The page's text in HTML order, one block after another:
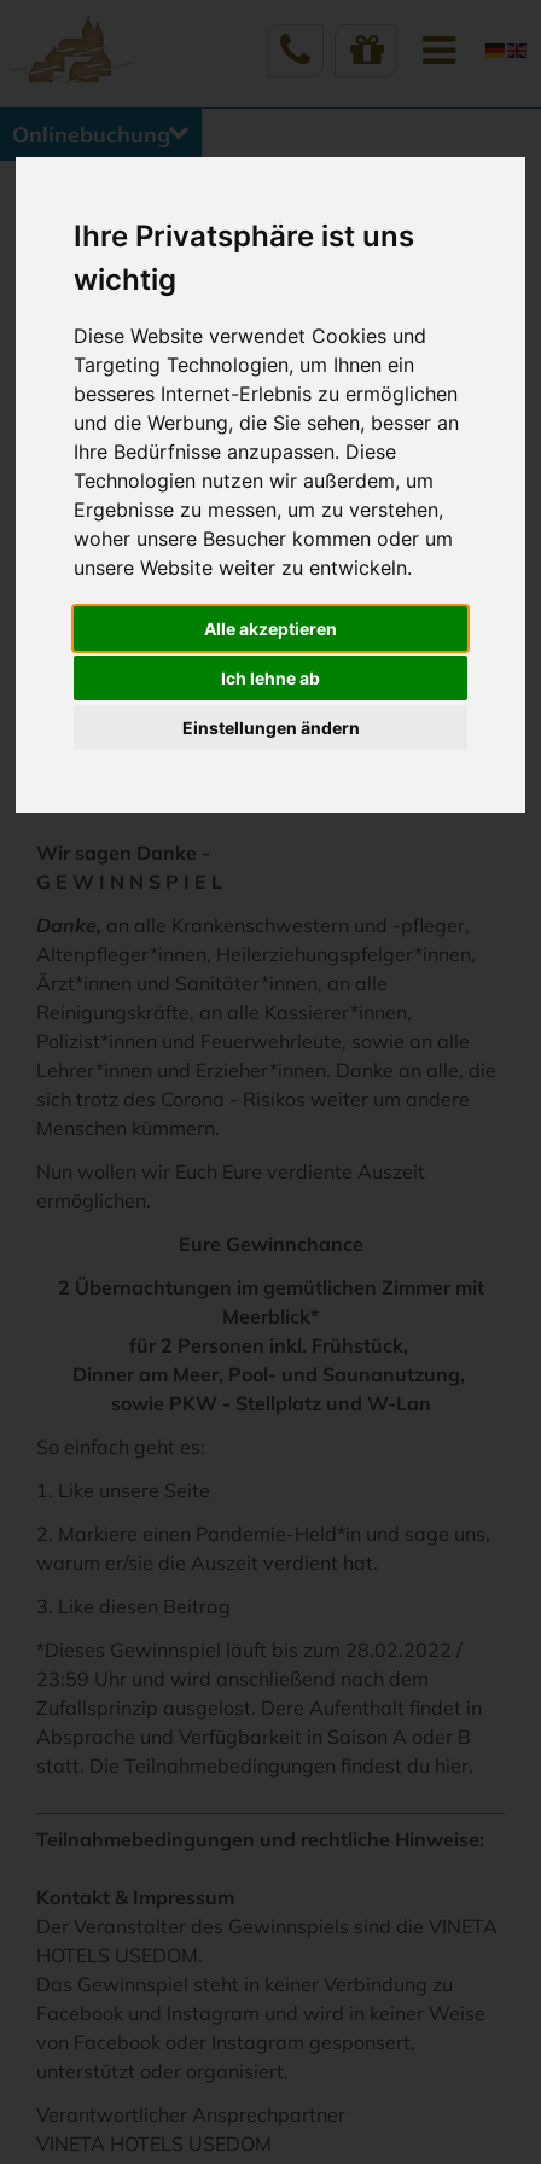
Ihre Privatsphäre ist uns
wichtig
Diese Website verwendet Cookies und
Targeting Technologien, um Ihnen ein
besseres Internet-Erlebnis zu ermöglichen
und die Werbung, die Sie sehen, besser an
Ihre Bedürfnisse anzupassen. Diese
Technologien nutzen wir außerdem, um
Ergebnisse zu messen, um zu verstehen,
woher unsere Besucher kommen oder um
unsere Website weiter zu entwickeln.
Alle akzeptieren
Ich lehne ab
Einstellungen ändern
Onlinebuchung
VINETA GEWINNSPIELE
Hier erfahren Sie, wie Sie an unseren VINETA
Gewinnspielen teilnehmen und tolle Preise (wie z.B.
eine Übernachtung in einem VINETA HOTEL
USEDOM) gewinnen können. Wir wünschen Ihnen
viel Glück und vielleicht dürfen wir Sie schon bald in
einem unserer VINETA HOTELS USEDOM begrüßen.
GEWINNSPIEL
Wir sagen Danke -
G E W I N N S P I E L
Danke, an alle Krankenschwestern und -pfleger,
Altenpfleger*innen, Heilerziehungspfelger*innen,
Ärzt*innen und Sanitäter*innen, an alle
Reinigungskräfte, an alle Kassierer*innen,
Polizist*innen und Feuerwehrleute, sowie an alle
Lehrer*innen und Erzieher*innen. Danke an alle, die
sich trotz des Corona - Risikos weiter um andere
Menschen kümmern.
Nun wollen wir Euch Eure verdiente Auszeit
ermöglichen.
Eure Gewinnchance
2 Übernachtungen im gemütlichen Zimmer mit
Meerblick*
für 2 Personen inkl. Frühstück,
Dinner am Meer, Pool- und Saunanutzung,
sowie PKW - Stellplatz und W-Lan
So einfach geht es:
1. Like unsere Seite
2. Markiere einen Pandemie-Held*in und sage uns,
warum er/sie die Auszeit verdient hat.
3. Like diesen Beitrag
*Dieses Gewinnspiel läuft bis zum 28.02.2022 /
23:59 Uhr und wird anschließend nach dem
Zufallsprinzip ausgelost. Dere Aufenthalt findet in
Absprache und Verfügbarkeit in Saison A oder B
statt. Die Teilnahmebedingungen findest du hier.
Teilnahmebedingungen und rechtliche Hinweise:
Kontakt & Impressum
Der Veranstalter des Gewinnspiels sind die VINETA
HOTELS USEDOM.
Das Gewinnspiel steht in keiner Verbindung zu
Facebook und Instagram und wird in keiner Weise
von Facebook oder Instagram gesponsert,
unterstützt oder organisiert.
Verantwortlicher Ansprechpartner
VINETA HOTELS USEDOM